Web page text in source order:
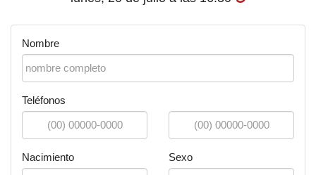
Nombre
Teléfonos
Nacimiento Sexo